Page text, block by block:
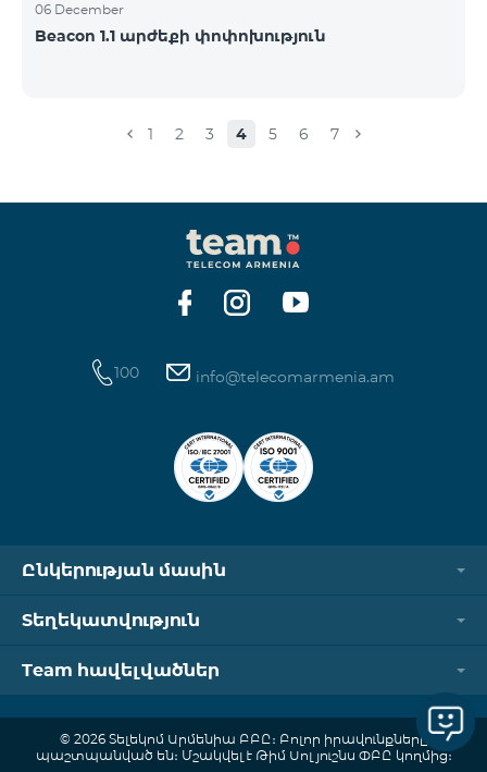
06 December
Beacon 1.1 արժեքի փոփոխություն
1 2 3 4 5 6 7
100 info@telecomarmenia.am
Ընկերության մասին
Տեղեկատվություն
Team հավելվածներ
© 2026 Տելեկոմ Արմենիա ԲԲԸ։ Բոլոր իրավունքները
պաշտպանված են։ Մշակվել է Թիմ Սոլյուշնս ՓԲԸ կողմից։